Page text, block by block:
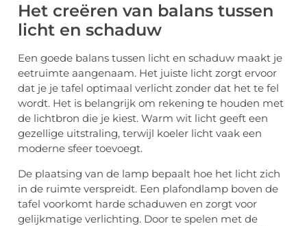
Het creëren van balans tussen
licht en schaduw
Een goede balans tussen licht en schaduw maakt je
eetruimte aangenaam. Het juiste licht zorgt ervoor
dat je je tafel optimaal verlicht zonder dat het te fel
wordt. Het is belangrijk om rekening te houden met
de lichtbron die je kiest. Warm wit licht geeft een
gezellige uitstraling, terwijl koeler licht vaak een
moderne sfeer toevoegt.
De plaatsing van de lamp bepaalt hoe het licht zich
in de ruimte verspreidt. Een plafondlamp boven de
tafel voorkomt harde schaduwen en zorgt voor
gelijkmatige verlichting. Door te spelen met de